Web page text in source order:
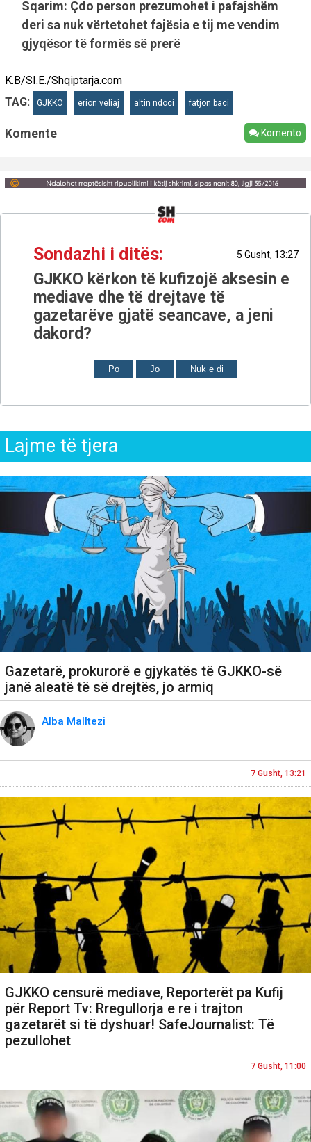
Sqarim: Çdo person prezumohet i pafajshëm
deri sa nuk vërtetohet fajësia e tij me vendim
gjyqësor të formës së prerë
K.B/SI.E./Shqiptarja.com
TAG:
GJKKO erion veliaj altin ndoci fatjon baci
Komente Komento
Sondazhi i ditës: 5 Gusht, 13:27
GJKKO kërkon të kufizojë aksesin e
mediave dhe të drejtave të
gazetarëve gjatë seancave, a jeni
dakord?
Po Jo Nuk e di
Lajme të tjera
Gazetarë, prokurorë e gjykatës të GJKKO-së
janë aleatë të së drejtës, jo armiq
Alba Malltezi
7 Gusht, 13:21
GJKKO censurë mediave, Reporterët pa Kufij
për Report Tv: Rregullorja e re i trajton
gazetarët si të dyshuar! SafeJournalist: Të
pezullohet
7 Gusht, 11:00